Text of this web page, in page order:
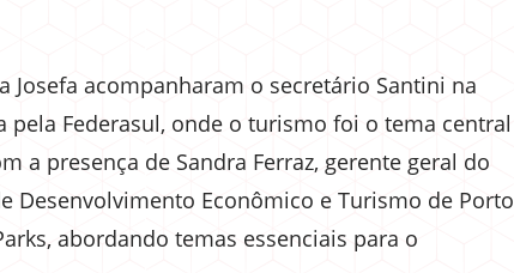
Josefa acompanharam o secretário Santini na
pela Federasul, onde o turismo foi o tema central
a presença de Sandra Ferraz, gerente geral do
Desenvolvimento Econômico e Turismo de Porto
abordando temas essenciais para o